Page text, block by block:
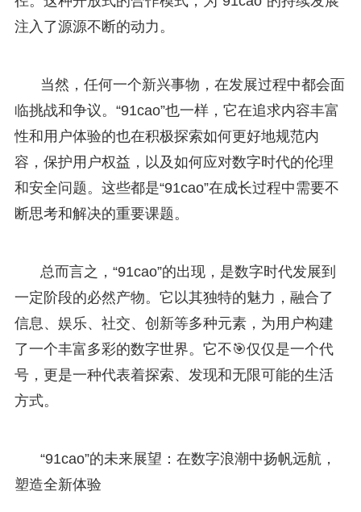
注入了源源不断的动力。
当然，任何一个新兴事物，在发展过程中都会面
临挑战和争议。“91cao”也一样，它在追求内容丰富
性和用户体验的也在积极探索如何更好地规范内
容，保护用户权益，以及如何应对数字时代的伦理
和安全问题。这些都是“91cao”在成长过程中需要不
断思考和解决的重要课题。
总而言之，“91cao”的出现，是数字时代发展到
一定阶段的必然产物。它以其独特的魅力，融合了
信息、娱乐、社交、创新等多种元素，为用户构建
了一个丰富多彩的数字世界。它不🎯仅仅是一个代
号，更是一种代表着探索、发现和无限可能的生活
方式。
“91cao”的未来展望：在数字浪潮中扬帆远航，
塑造全新体验